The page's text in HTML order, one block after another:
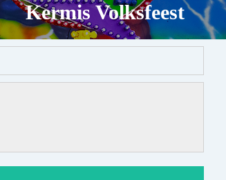
Kermis Volksfeest